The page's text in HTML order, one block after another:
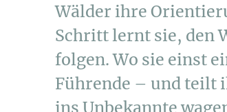
Wälder ihre
Schritt lernt sie, den
folgen. Wo sie einst
Führende – und teilt
ins Unbekannte